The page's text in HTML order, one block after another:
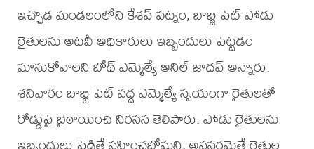
ఇచ్చొడ మండలంలోని కేశవ్ పట్నం, బాబ్జి పెట్ పోడు
రైతులను అటవీ అధికారులు ఇబ్బందులు పెట్టడం
మానుకోవాలని బోథ్ ఎమ్మెల్యే అనిల్ జాధవ్ అన్నారు.
శనివారం బాబ్జి పెట్ వద్ద ఎమ్మెల్యే స్వయంగా రైతులతో
రోడ్డుపై బైఠాయించి నిరసన తెలిపారు. పోడు రైతులను